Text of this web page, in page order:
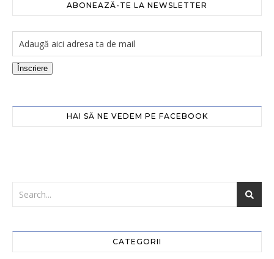
ABONEAZĂ-TE LA NEWSLETTER
Înscriere
HAI SĂ NE VEDEM PE FACEBOOK
CATEGORII